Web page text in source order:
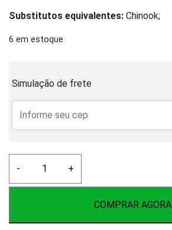
Substitutos equivalentes: Chinook;
6 em estoque
Simulação de frete
-
Hallertauer
Herkules
+
COMPRAR AGORA